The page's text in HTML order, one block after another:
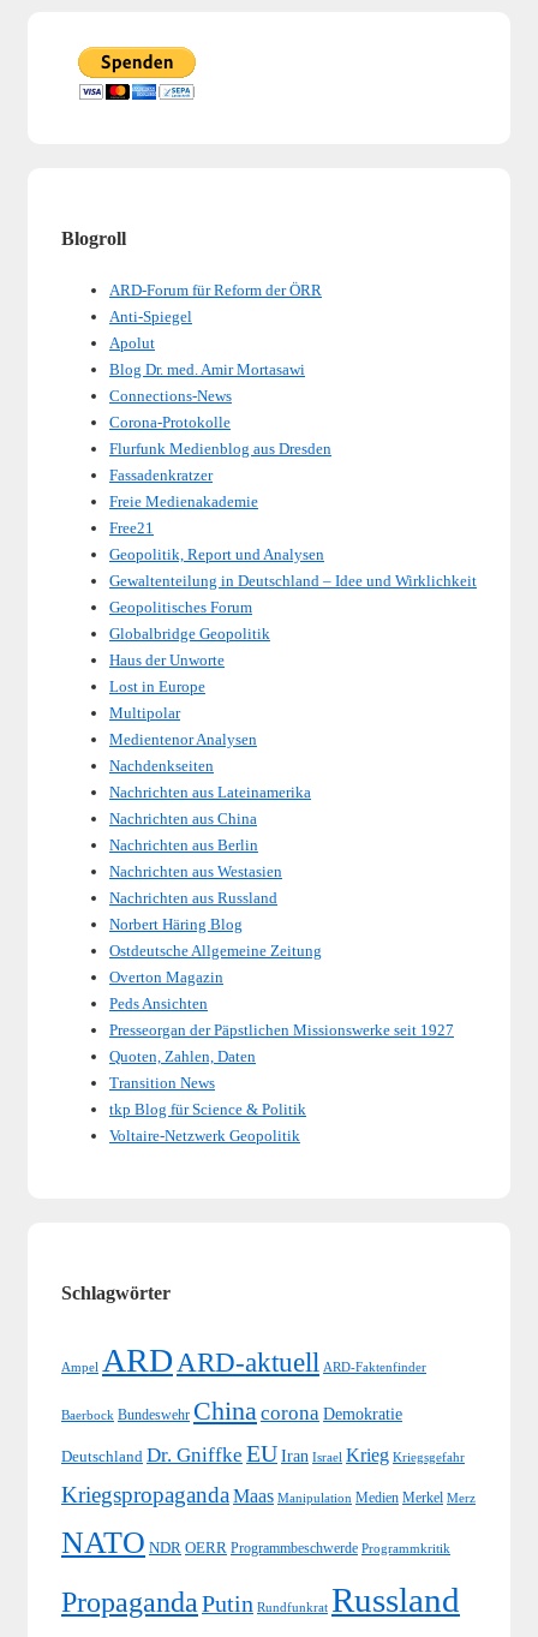
Blogroll
ARD-Forum für Reform der ÖRR
Anti-Spiegel
Apolut
Blog Dr. med. Amir Mortasawi
Connections-News
Corona-Protokolle
Flurfunk Medienblog aus Dresden
Fassadenkratzer
Freie Medienakademie
Free21
Geopolitik, Report und Analysen
Gewaltenteilung in Deutschland – Idee und Wirklichkeit
Geopolitisches Forum
Globalbridge Geopolitik
Haus der Unworte
Lost in Europe
Multipolar
Medientenor Analysen
Nachdenkseiten
Nachrichten aus Lateinamerika
Nachrichten aus China
Nachrichten aus Berlin
Nachrichten aus Westasien
Nachrichten aus Russland
Norbert Häring Blog
Ostdeutsche Allgemeine Zeitung
Overton Magazin
Peds Ansichten
Presseorgan der Päpstlichen Missionswerke seit 1927
Quoten, Zahlen, Daten
Transition News
tkp Blog für Science & Politik
Voltaire-Netzwerk Geopolitik
Schlagwörter
Ampel ARDARD-aktuell ARD-Faktenfinder
Baerbock Bundeswehr Chinacorona Demokratie
Deutschland Dr. Gniffke EUIran Israel Krieg Kriegsgefahr
KriegspropagandaMaas Manipulation Medien Merkel Merz
NATO NDR OERR Programmbeschwerde Programmkritik
Propaganda Putin Rundfunkrat Russland